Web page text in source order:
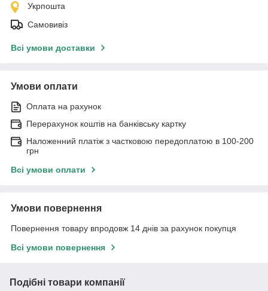
Укрпошта
Самовивіз
Всі умови доставки
Умови оплати
Оплата на рахунок
Перерахунок коштів на банківську картку
Наложенний платіж з частковою передоплатою в 100-200
грн
Всі умови оплати
Умови повернення
Повернення товару впродовж 14 днів за рахунок покупця
Всі умови повернення
Подібні товари компанії